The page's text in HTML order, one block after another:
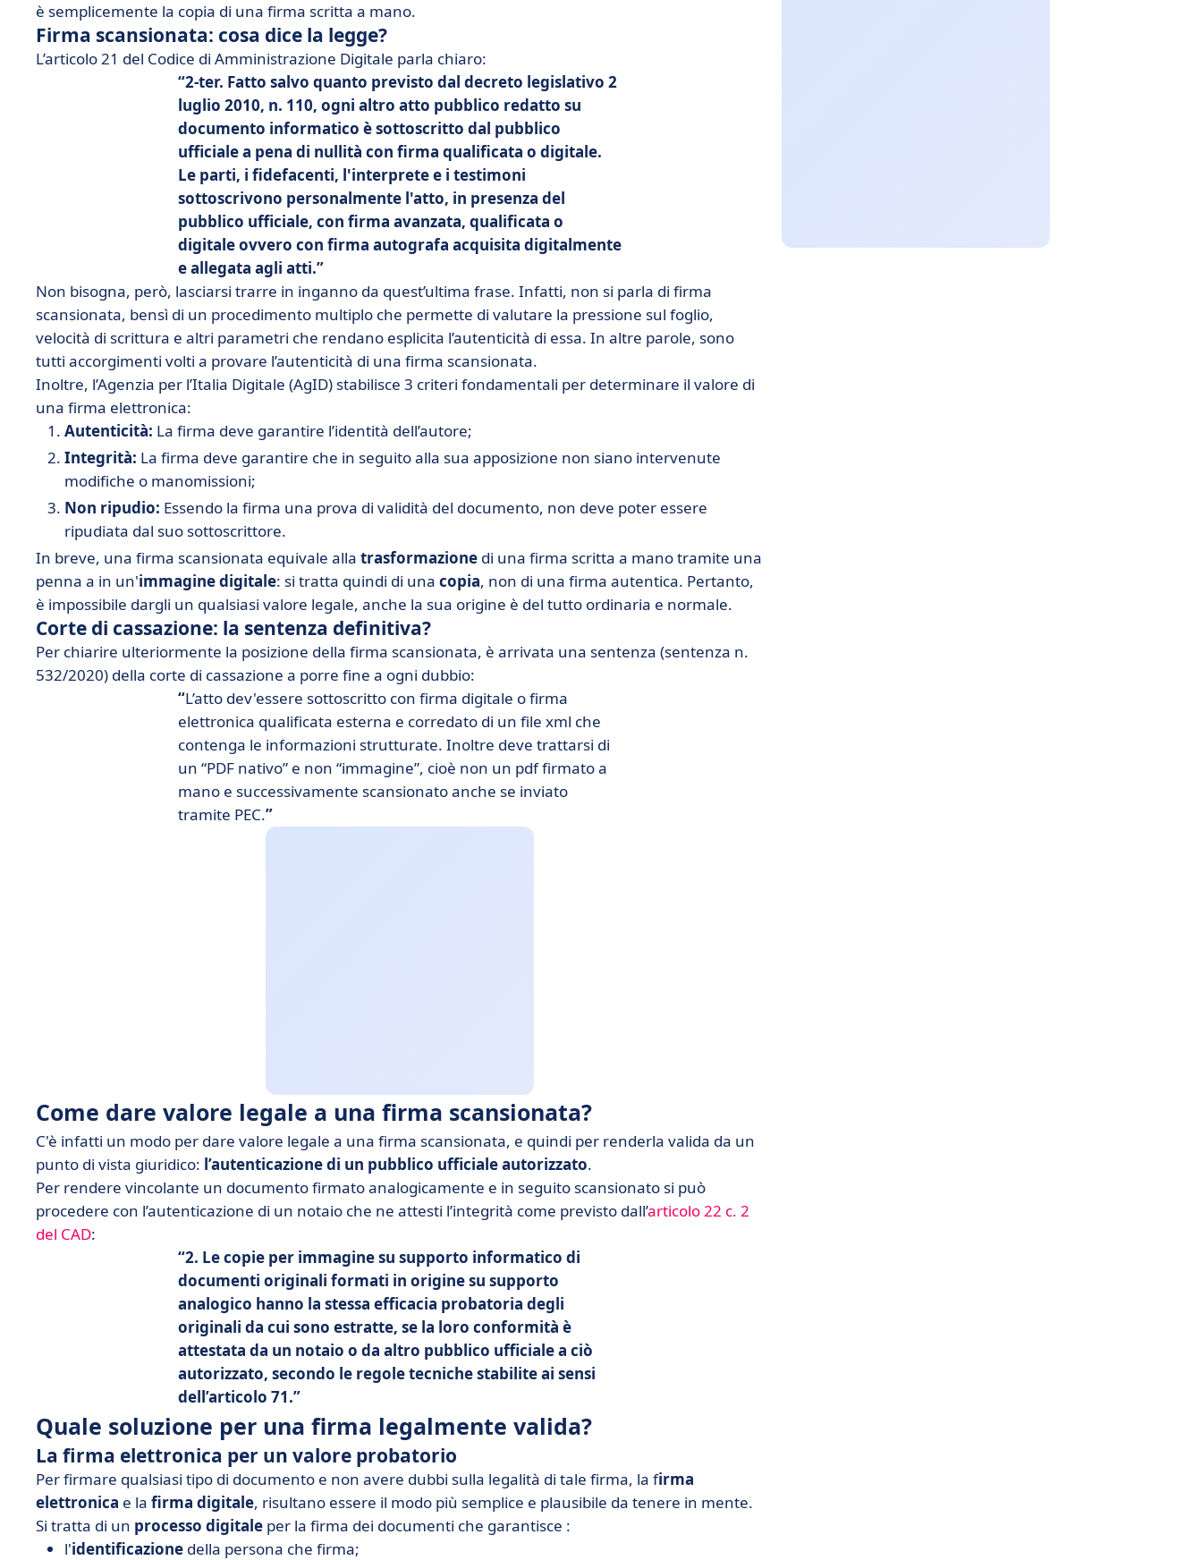
è semplicemente la copia di una firma scritta a mano.
Firma scansionata: cosa dice la legge?
L’articolo 21 del Codice di Amministrazione Digitale parla chiaro:
2-ter. Fatto salvo quanto previsto dal decreto legislativo 2
luglio 2010, n. 110, ogni altro atto pubblico redatto su
documento informatico è sottoscritto dal pubblico
ufficiale a pena di nullità con firma qualificata o digitale.
Le parti, i fidefacenti, l'interprete e i testimoni
sottoscrivono personalmente l'atto, in presenza del
pubblico ufficiale, con firma avanzata, qualificata o
digitale ovvero con firma autografa acquisita digitalmente
e allegata agli atti.
Non bisogna, però, lasciarsi trarre in inganno da quest’ultima frase. Infatti, non si parla di firma
scansionata, bensì di un procedimento multiplo che permette di valutare la pressione sul foglio,
velocità di scrittura e altri parametri che rendano esplicita l’autenticità di essa. In altre parole, sono
tutti accorgimenti volti a provare l’autenticità di una firma scansionata.
Inoltre, l’Agenzia per l’Italia Digitale (AgID) stabilisce 3 criteri fondamentali per determinare il valore di
una firma elettronica:
Autenticità: La firma deve garantire l’identità dell’autore;
Integrità: La firma deve garantire che in seguito alla sua apposizione non siano intervenute
modifiche o manomissioni;
Non ripudio: Essendo la firma una prova di validità del documento, non deve poter essere
ripudiata dal suo sottoscrittore.
In breve, una firma scansionata equivale alla trasformazione di una firma scritta a mano tramite una
penna a in un'immagine digitale: si tratta quindi di una copia, non di una firma autentica. Pertanto,
è impossibile dargli un qualsiasi valore legale, anche la sua origine è del tutto ordinaria e normale.
Corte di cassazione: la sentenza definitiva?
Per chiarire ulteriormente la posizione della firma scansionata, è arrivata una sentenza (sentenza n.
532/2020) della corte di cassazione a porre fine a ogni dubbio:
L’atto dev'essere sottoscritto con firma digitale o firma
elettronica qualificata esterna e corredato di un file xml che
contenga le informazioni strutturate. Inoltre deve trattarsi di
un “PDF nativo” e non “immagine”, cioè non un pdf firmato a
mano e successivamente scansionato anche se inviato
tramite PEC.
Come dare valore legale a una firma scansionata?
C'è infatti un modo per dare valore legale a una firma scansionata, e quindi per renderla valida da un
punto di vista giuridico: l’autenticazione di un pubblico ufficiale autorizzato.
Per rendere vincolante un documento firmato analogicamente e in seguito scansionato si può
procedere con l’autenticazione di un notaio che ne attesti l’integrità come previsto dall’articolo 22 c. 2
del CAD:
2. Le copie per immagine su supporto informatico di
documenti originali formati in origine su supporto
analogico hanno la stessa efficacia probatoria degli
originali da cui sono estratte, se la loro conformità è
attestata da un notaio o da altro pubblico ufficiale a ciò
autorizzato, secondo le regole tecniche stabilite ai sensi
dell’articolo 71.
Quale soluzione per una firma legalmente valida?
La firma elettronica per un valore probatorio
Per firmare qualsiasi tipo di documento e non avere dubbi sulla legalità di tale firma, la firma
elettronica e la firma digitale, risultano essere il modo più semplice e plausibile da tenere in mente.
Si tratta di un processo digitale per la firma dei documenti che garantisce :
l'identificazione della persona che firma;